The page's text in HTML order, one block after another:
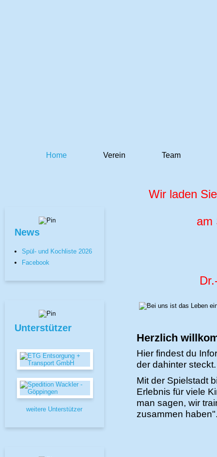
Home Verein Team
News
Spül- und Kochliste 2026
Facebook
Unterstützer
weitere Unterstützer
Wir laden
am
Herzlich
Hier findest du
der dahinter steckt.
Mit der Spielstadt
Erlebnis für viele
man sagen, wir
zusammen